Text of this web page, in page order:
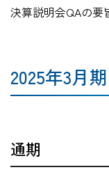
決算説明会QAの要
2025年3月期
通期